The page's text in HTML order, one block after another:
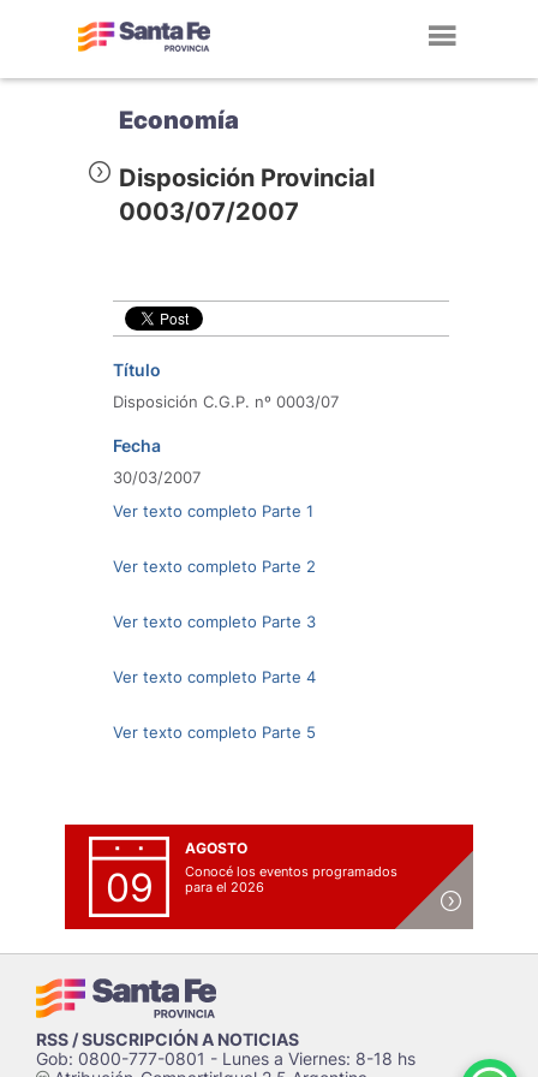
Economía
Disposición Provincial
0003/07/2007
Título
Disposición C.G.P. nº 0003/07
Fecha
30/03/2007
Ver texto completo Parte 1
Ver texto completo Parte 2
Ver texto completo Parte 3
Ver texto completo Parte 4
Ver texto completo Parte 5
09
AGOSTO
Conocé los eventos programados
para el 2026
RSS / SUSCRIPCIÓN A NOTICIAS
Gob: 0800-777-0801 - Lunes a Viernes: 8-18 hs